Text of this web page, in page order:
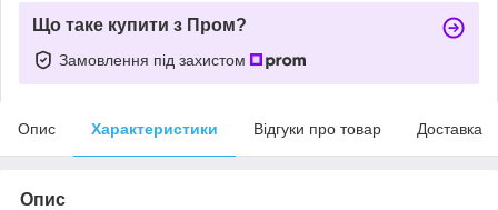
Що таке купити з Пром?
Замовлення під захистом
Опис Характеристики Відгуки про товар Доставка
Опис